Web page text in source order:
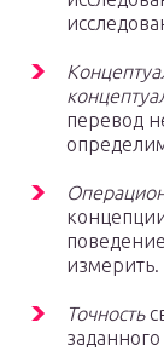
перевод
измерить.
Точность